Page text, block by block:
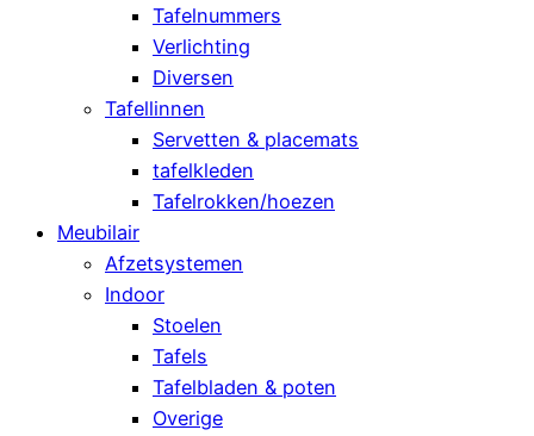
Tafelnummers
Verlichting
Diversen
Tafellinnen
Servetten & placemats
tafelkleden
Tafelrokken/hoezen
Meubilair
Afzetsystemen
Indoor
Stoelen
Tafels
Tafelbladen & poten
Overige